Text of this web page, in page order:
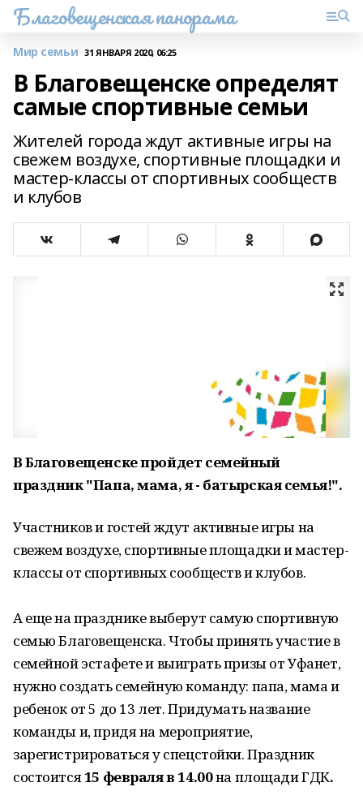
Благовещенская панорама
Мир семьи 31 ЯНВАРЯ 2020, 06:25
В Благовещенске определят
самые спортивные семьи
Жителей города ждут активные игры на
свежем воздухе, спортивные площадки и
мастер-классы от спортивных сообществ
и клубов
В Благовещенске пройдет семейный
праздник "Папа, мама, я - батырская семья!".
Участников и гостей ждут активные игры на
свежем воздухе, спортивные площадки и мастер-
классы от спортивных сообществ и клубов.
А еще на празднике выберут самую спортивную
семью Благовещенска. Чтобы принять участие в
семейной эстафете и выиграть призы от Уфанет,
нужно создать семейную команду: папа, мама и
ребенок от 5 до 13 лет. Придумать название
команды и, придя на мероприятие,
зарегистрироваться у спецстойки. Праздник
состоится15 февраля в 14.00на площади ГДК.